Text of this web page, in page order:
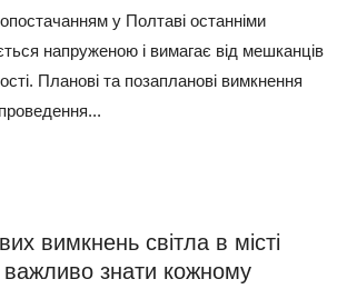
у Полтаві останніми
напруженою і вимагає від мешканців
Планові та позапланові вимкнення
вимкнень світла в місті
знати кожному